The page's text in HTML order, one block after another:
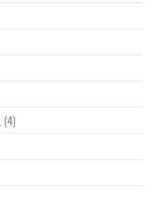
(4)